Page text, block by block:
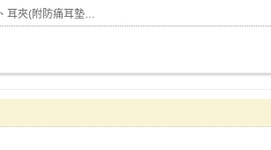
耳夾(附防痛耳墊…